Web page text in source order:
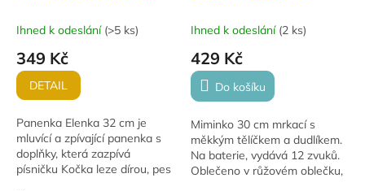
Ihned k odeslání (>5 ks)
349 Kč
DETAIL
Panenka Elenka 32 cm je
mluvící a zpívající panenka s
doplňky, která zazpívá
písničku Kočka leze dírou, pes
Ihned k odeslání (2 ks)
429 Kč
Do košíku
Miminko 30 cm mrkací s
měkkým tělíčkem a dudlíkem.
Na baterie, vydává 12 zvuků.
Oblečeno v růžovém oblečku,